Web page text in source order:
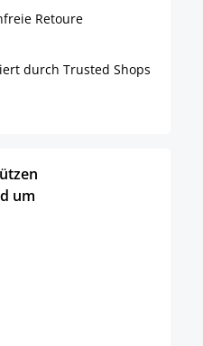
Retoure
durch Trusted Shops
um